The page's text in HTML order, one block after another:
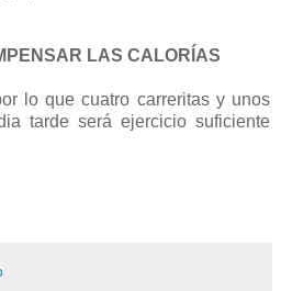
LAS CALORÍAS
lo que cuatro carreritas y unos
tarde será ejercicio suficiente